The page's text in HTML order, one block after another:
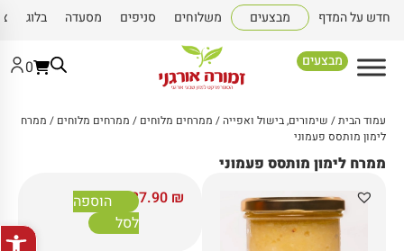
פתח
חדש על המדף מבצעים משלוחים סניפים מסעדה בלוג
מבצעים 0
עמוד הבית/ שימורים, בישול ואפייה/ ממרחים מלוחים / ממרחים מלוחים / ממרח
לימון מותסס פעמוני
ממרח לימון מותסס פעמוני
37.90 ₪
הוספה
לסל